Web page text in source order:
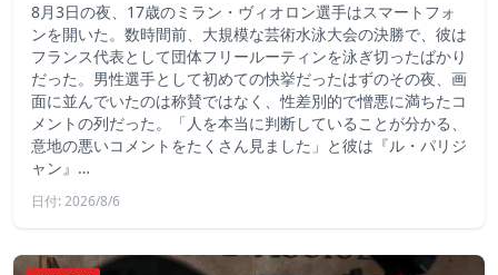
8月3日の夜、17歳のミラン・ヴィオロン選手はスマートフォ
ンを開いた。数時間前、大規模な芸術水泳大会の決勝で、彼は
フランス代表として団体フリールーティンを泳ぎ切ったばかり
だった。男性選手として初めての快挙だったはずのその夜、画
面に並んでいたのは称賛ではなく、性差別的で憎悪に満ちたコ
メントの列だった。「人を本当に判断していることが分かる、
意地の悪いコメントをたくさん見ました」と彼は『ル・パリジ
ャン』…
日付: 2026/8/6